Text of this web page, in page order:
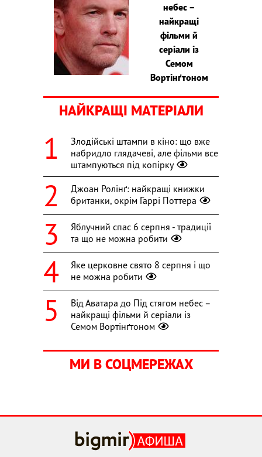
небес –
найкращі
фільми й
серіали із
Семом
Вортінґтоном
НАЙКРАЩІ МАТЕРІАЛИ
Злодійські штампи в кіно: що вже
набридло глядачеві, але фільми все
штампуються під копірку
Джоан Ролінґ: найкращі книжки
британки, окрім Гаррі Поттера
Яблучний спас 6 серпня - традиції
та що не можна робити
Яке церковне свято 8 серпня і що
не можна робити
Від Аватара до Під стягом небес –
найкращі фільми й серіали із
Семом Вортінґтоном
МИ В СОЦМЕРЕЖАХ